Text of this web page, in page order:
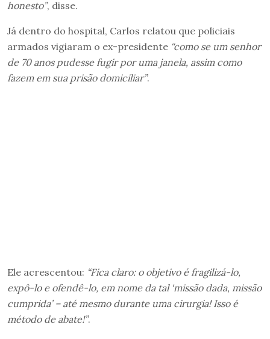
honesto”, disse.
Já dentro do hospital, Carlos relatou que policiais
armados vigiaram o ex-presidente “como se um senhor
de 70 anos pudesse fugir por uma janela, assim como
fazem em sua prisão domiciliar”.
Ele acrescentou: “Fica claro: o objetivo é fragilizá-lo,
expô-lo e ofendê-lo, em nome da tal ‘missão dada, missão
cumprida’ – até mesmo durante uma cirurgia! Isso é
método de abate!”.